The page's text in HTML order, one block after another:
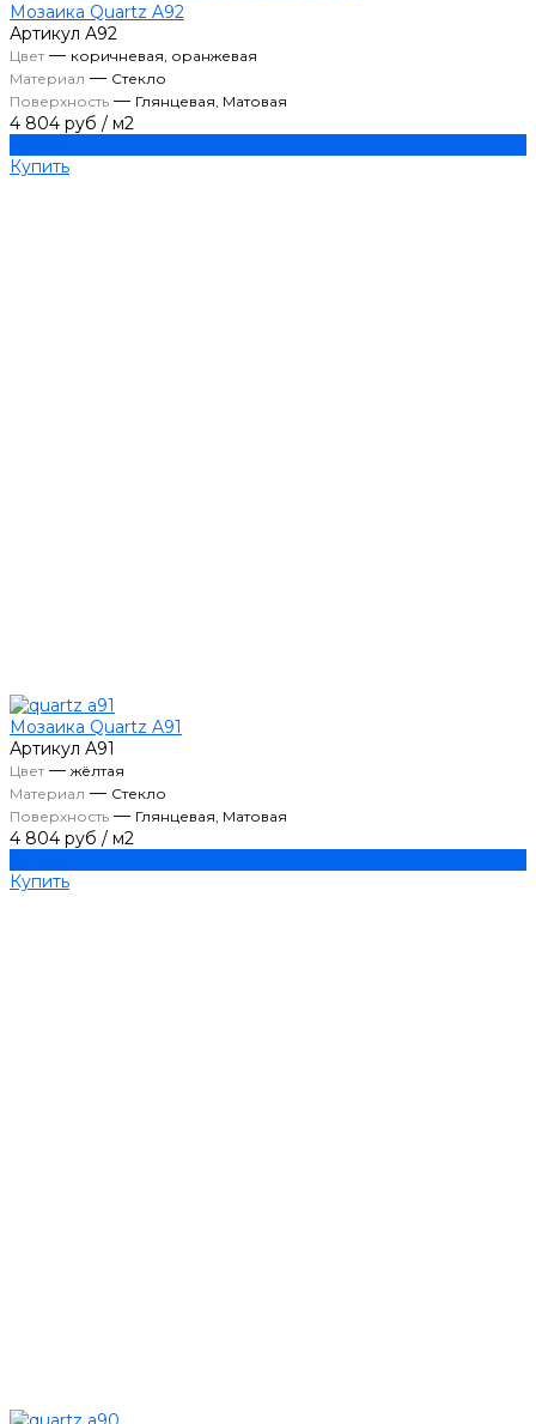
Мозаика Quartz A92
Артикул А92
Цвет— коричневая, оранжевая
Материал — Стекло
Поверхность — Глянцевая, Матовая
4 804 руб / м2
Купить
Мозаика Quartz A91
Артикул А91
Цвет— жёлтая
Материал — Стекло
Поверхность — Глянцевая, Матовая
4 804 руб / м2
Купить